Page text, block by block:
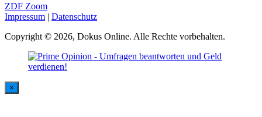
ZDF Zoom
Impressum | Datenschutz
Copyright © 2026, Dokus Online. Alle Rechte vorbehalten.
×